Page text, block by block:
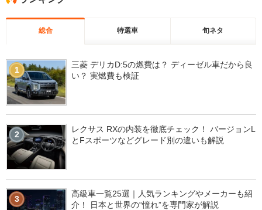
総合 特選車 旬ネタ
1
三菱 デリカD:5の燃費は？ ディーゼル車だから良
い？ 実燃費も検証
2
レクサス RXの内装を徹底チェック！ バージョンL
とFスポーツなどグレード別の違いも解説
3
高級車一覧25選｜人気ランキングやメーカーも紹
介！ 日本と世界の“憧れ”を専門家が解説